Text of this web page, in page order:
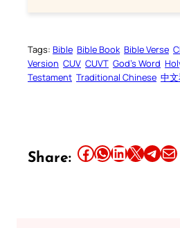
Tags: Bible Bible Book Bible Verse
Version CUV CUVT God’s Word
Testament Traditional Chinese 中
Share: Share this article on Facebook Share this article on WhatsApp Share this article on LinkedIn Share this article on X Share this article on TelegramEmail this Article